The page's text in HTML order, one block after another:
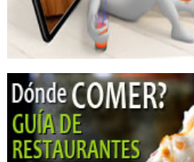
Ropa Deportiva
Ropa para Caballeros
Ropa para Damas
Ropa
Hoteles Lago Titicaca
Hoteles
Hotels